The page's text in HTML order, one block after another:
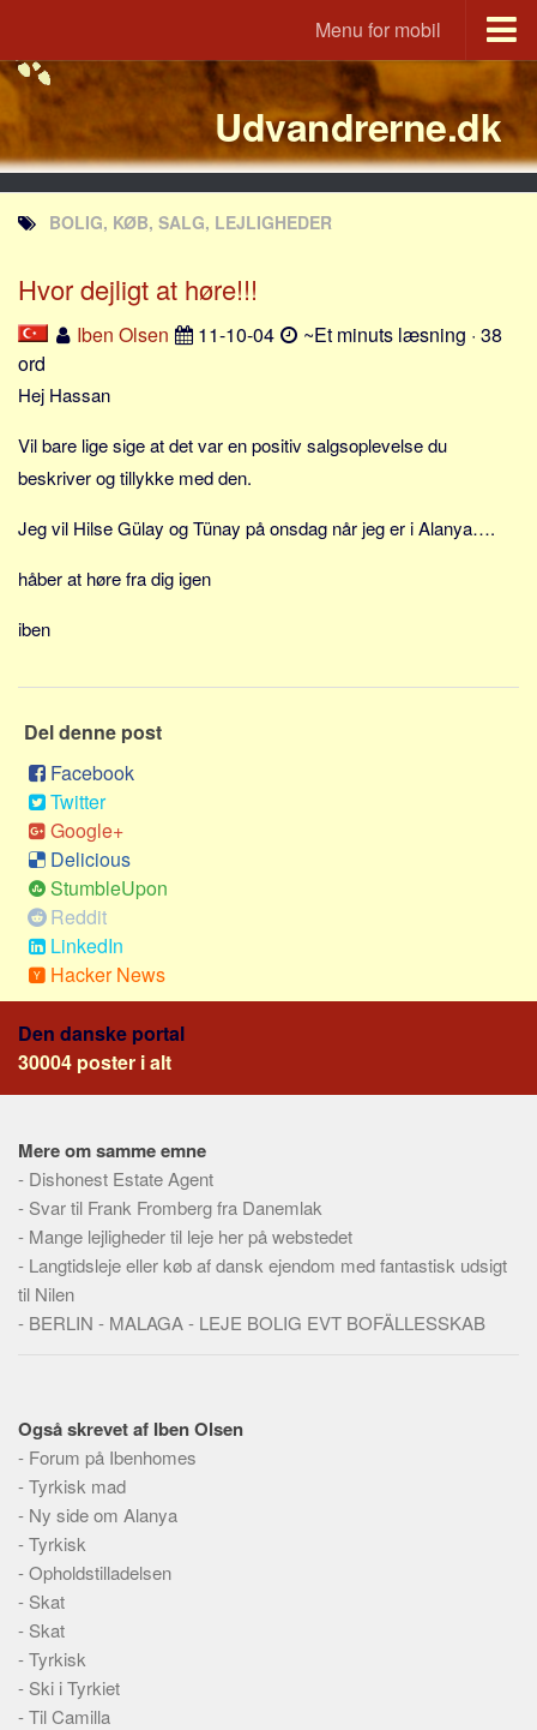
Menu for mobil
Portal
Udvandrerne.dk
Utvandrerne.no
Utvandrarna.se
Tyskland.dk
England.dk
JLKM.dk
Lande
Tyrkiet
Spanien
Norge
Thailand
USA
Alle
Nøgleord
Bolig
Job
Virksomhed
Investering
Pension og opsparing
Forbrug
Social sikring og sundhed
Alle
Aspekter
Køb og salg
Økonomi
Jura og regler
Praktisk
Alle
Meta
Dokumenttyper
Emner
Skribenter
Personer
Steder
Udvandrerne.dk
BOLIG, KØB, SALG, LEJLIGHEDER
Hvor dejligt at høre!!!
Iben Olsen 11-10-04
~Et minuts læsning · 38
ord
Hej Hassan
Vil bare lige sige at det var en positiv salgsoplevelse du
beskriver og tillykke med den.
Jeg vil Hilse Gülay og Tünay på onsdag når jeg er i Alanya….
håber at høre fra dig igen
iben
Del denne post
Facebook
Twitter
Google+
Delicious
StumbleUpon
Reddit
LinkedIn
Hacker News
Den danske portal
30004 poster i alt
Mere om samme emne
- Dishonest Estate Agent
- Svar til Frank Fromberg fra Danemlak
- Mange lejligheder til leje her på webstedet
- Langtidsleje eller køb af dansk ejendom med fantastisk udsigt
til Nilen
- BERLIN - MALAGA - LEJE BOLIG EVT BOFÄLLESSKAB
Også skrevet af Iben Olsen
- Forum på Ibenhomes
-Tyrkisk mad
- Ny side om Alanya
-Tyrkisk
-Opholdstilladelsen
- Skat
- Skat
-Tyrkisk
- Ski i Tyrkiet
-Til Camilla